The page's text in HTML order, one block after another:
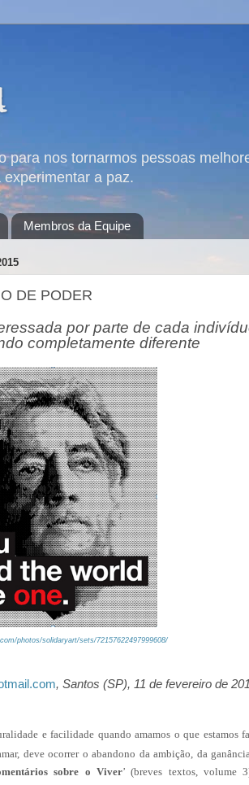
para nos tornarmos pessoas
a paz.
Membros da Equipe
DE PODER
por parte de cada
completamente diferente
photos/solidaryart/sets/72157622497999608/
, Santos (SP), 11 de fevereiro de
e facilidade quando amamos o que estamos
deve ocorrer o abandono da ambição, da
sobre o Viver’ (breves textos, volume